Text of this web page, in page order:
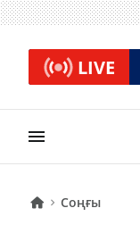
LIVE
Соңғы